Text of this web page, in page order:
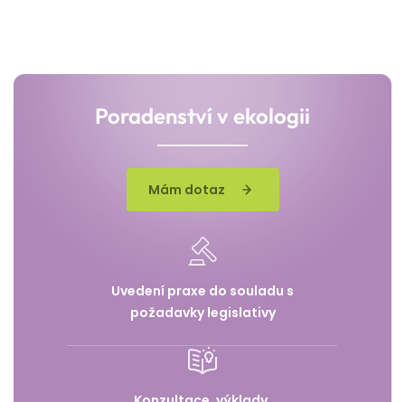
Poradenství v ekologii
Mám dotaz
Uvedení praxe do souladu s
požadavky legislativy